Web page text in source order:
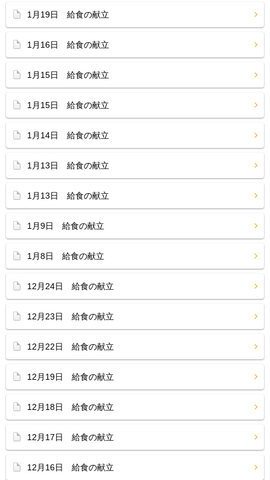
1月19日 給食の献立
1月16日 給食の献立
1月15日 給食の献立
1月15日 給食の献立
1月14日 給食の献立
1月13日 給食の献立
1月13日 給食の献立
1月9日 給食の献立
1月8日 給食の献立
12月24日 給食の献立
12月23日 給食の献立
12月22日 給食の献立
12月19日 給食の献立
12月18日 給食の献立
12月17日 給食の献立
12月16日 給食の献立